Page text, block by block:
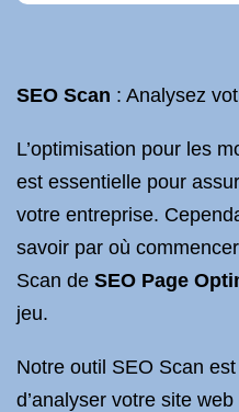
SEO Scan : Analysez
L’optimisation pour les
est essentielle pour
votre entreprise.
savoir par où
Scan de SEO Page
jeu.
Notre outil SEO Scan
d’analyser votre site